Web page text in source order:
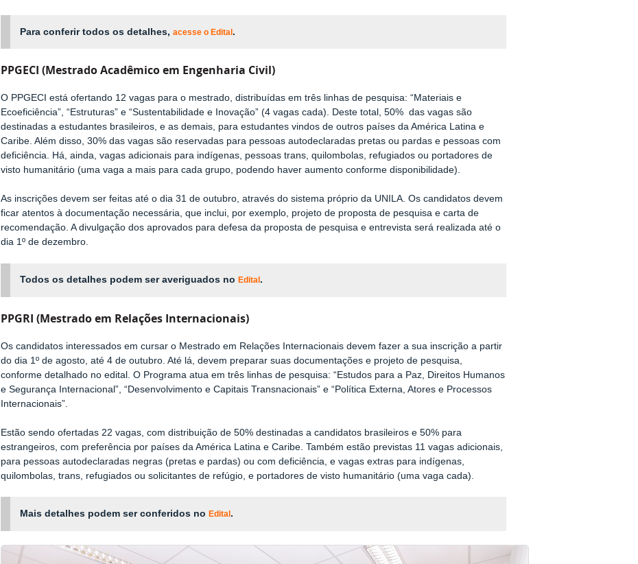
Para conferir todos os detalhes, acesse o Edital.
PPGECI (Mestrado Acadêmico em Engenharia Civil)
O PPGECI está ofertando 12 vagas para o mestrado, distribuídas em três linhas de pesquisa: “Materiais e
Ecoeficiência”, “Estruturas” e “Sustentabilidade e Inovação” (4 vagas cada). Deste total, 50% das vagas são
destinadas a estudantes brasileiros, e as demais, para estudantes vindos de outros países da América Latina e
Caribe. Além disso, 30% das vagas são reservadas para pessoas autodeclaradas pretas ou pardas e pessoas com
deficiência. Há, ainda, vagas adicionais para indígenas, pessoas trans, quilombolas, refugiados ou portadores de
visto humanitário (uma vaga a mais para cada grupo, podendo haver aumento conforme disponibilidade).
As inscrições devem ser feitas até o dia 31 de outubro, através do sistema próprio da UNILA. Os candidatos devem
ficar atentos à documentação necessária, que inclui, por exemplo, projeto de proposta de pesquisa e carta de
recomendação. A divulgação dos aprovados para defesa da proposta de pesquisa e entrevista será realizada até o
dia 1º de dezembro.
Todos os detalhes podem ser averiguados no Edital.
PPGRI (Mestrado em Relações Internacionais)
Os candidatos interessados em cursar o Mestrado em Relações Internacionais devem fazer a sua inscrição a partir
do dia 1º de agosto, até 4 de outubro. Até lá, devem preparar suas documentações e projeto de pesquisa,
conforme detalhado no edital. O Programa atua em três linhas de pesquisa: “Estudos para a Paz, Direitos Humanos
e Segurança Internacional”, “Desenvolvimento e Capitais Transnacionais” e “Política Externa, Atores e Processos
Internacionais”.
Estão sendo ofertadas 22 vagas, com distribuição de 50% destinadas a candidatos brasileiros e 50% para
estrangeiros, com preferência por países da América Latina e Caribe. Também estão previstas 11 vagas adicionais,
para pessoas autodeclaradas negras (pretas e pardas) ou com deficiência, e vagas extras para indígenas,
quilombolas, trans, refugiados ou solicitantes de refúgio, e portadores de visto humanitário (uma vaga cada).
Mais detalhes podem ser conferidos no Edital.